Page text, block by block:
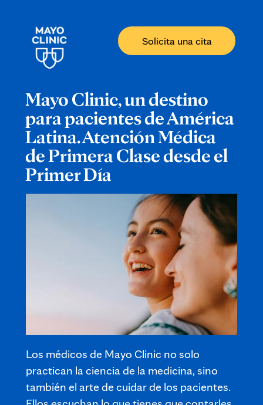
Solicita una cita
Mayo Clinic, un destino
para pacientes de América
Latina. Atención Médica
de Primera Clase desde el
Primer Día
Los médicos de Mayo Clinic no solo
practican la ciencia de la medicina, sino
también el arte de cuidar de los pacientes.